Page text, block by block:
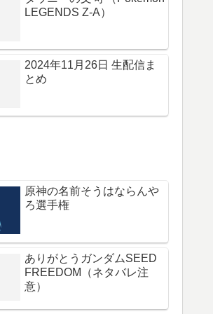
LEGENDS Z-A）
2024年11月26日 生配信ま
とめ
原神の名前そうはならんや
ろ選手権
ありがとうガンダムSEED
FREEDOM（ネタバレ注
意）